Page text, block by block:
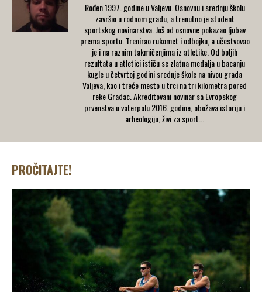
Rođen 1997. godine u Valjevu. Osnovnu i srednju školu
završio u rodnom gradu, a trenutno je student
sportskog novinarstva. Još od osnovne pokazao ljubav
prema sportu. Trenirao rukomet i odbojku, a učestvovao
je i na raznim takmičenjima iz atletike. Od boljih
rezultata u atletici ističu se zlatna medalja u bacanju
kugle u četvrtoj godini srednje škole na nivou grada
Valjeva, kao i treće mesto u trci na tri kilometra pored
reke Gradac. Akreditovani novinar sa Evropskog
prvenstva u vaterpolu 2016. godine, obožava istoriju i
arheologiju, živi za sport...
PROČITAJTE!